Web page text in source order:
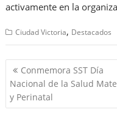
activamente en la
Ciudad Victoria, Destacados
Navegación
de
entradas
Conmemora SST Día
Nacional de la Salud
y Perinatal